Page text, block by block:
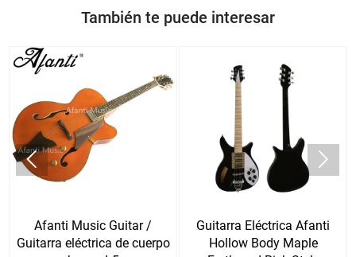
También te puede interesar
Afanti Music Guitar /
Guitarra eléctrica de cuerpo
Guitarra Eléctrica Afanti
Hollow Body Maple
 